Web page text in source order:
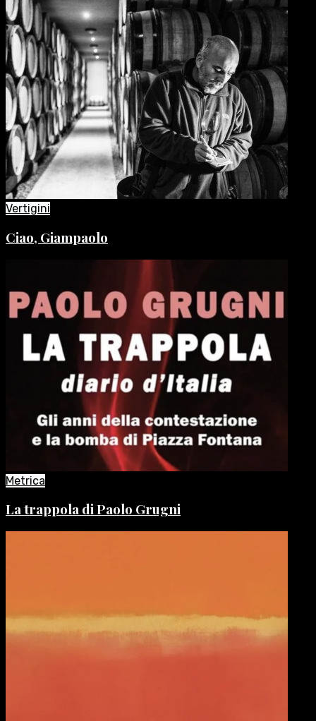
Vertigini
Ciao, Giampaolo
Metrica
La trappola di Paolo Grugni